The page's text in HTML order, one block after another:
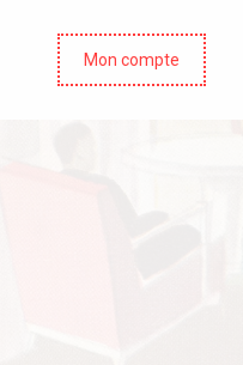
Mon compte